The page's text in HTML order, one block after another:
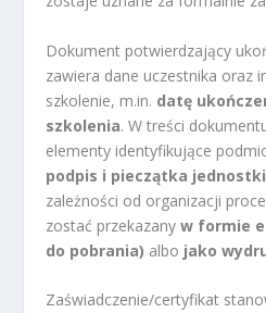
Dokument potwierdzający
zawiera dane uczestnika oraz
szkolenie, m.in. datę
szkolenia. W treści
elementy identyfikujące
podpis i pieczątka
zależności od organizacji
zostać przekazanyw formie
do pobrania) albo jako
Zaświadczenie/certyfikat